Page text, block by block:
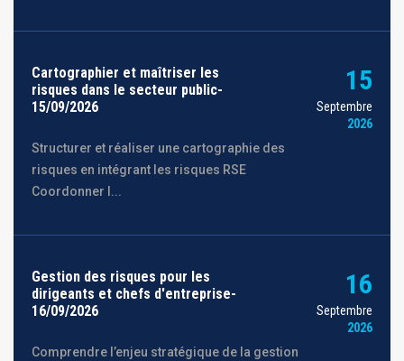
Cartographier et maîtriser les
risques dans le secteur public-
15/09/2026
Structurer et réaliser une cartographie des
risques en intégrant les risques RSE
Coordonner l...
15
Septembre
2026
Gestion des risques pour les
dirigeants et chefs d'entreprise-
16/09/2026
Comprendre l’enjeu stratégique de la gestion
16
Septembre
2026